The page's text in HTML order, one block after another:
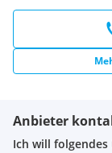
Anbieter
Ich will